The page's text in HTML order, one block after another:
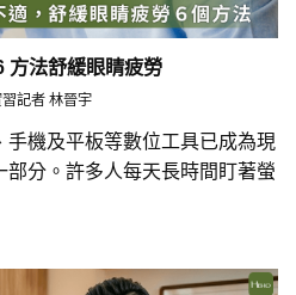
方法舒緩眼睛疲勞
記者 林晉宇
手機及平板等數位工具已成為現
分。許多人每天長時間盯著螢